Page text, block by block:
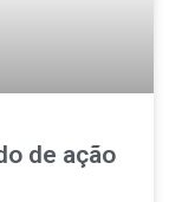
de ação